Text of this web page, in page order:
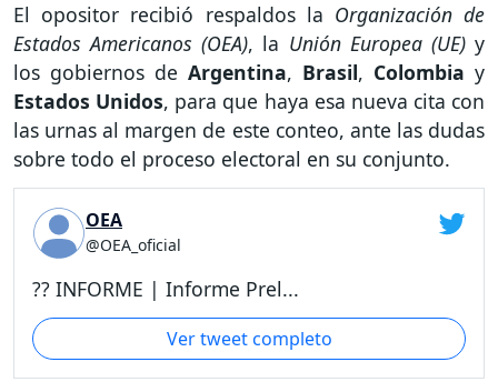
El opositor recibió respaldos la Organización de
Estados Americanos (OEA), la Unión Europea (UE)y
los gobiernos de Argentina, Brasil, Colombia y
Estados Unidos, para que haya esa nueva cita con
las urnas al margen de este conteo, ante las dudas
sobre todo el proceso electoral en su conjunto.
OEA
@OEA_oficial
?? INFORME | Informe Prel...
Ver tweet completo